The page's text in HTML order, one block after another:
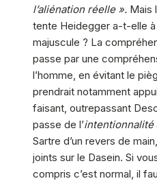
l’aliénation réelle ». Mais
tente Heidegger a-t-elle à
majuscule ? La
passe par une
l’homme, en évitant le
prendrait notamment
faisant, outrepassant
passe de l’intentionnalité
Sartre d’un revers de
joints sur le Dasein. Si
compris c’est normal, il